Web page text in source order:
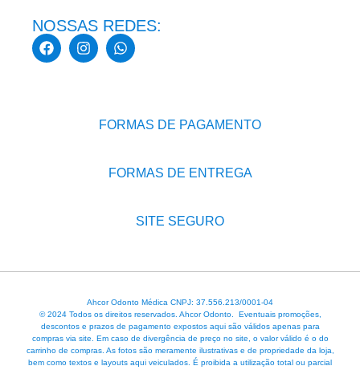
NOSSAS REDES:
FORMAS DE PAGAMENTO
FORMAS DE ENTREGA
SITE SEGURO
Ahcor Odonto Médica CNPJ: 37.556.213/0001-04
© 2024 Todos os direitos reservados. Ahcor Odonto. Eventuais promoções,
descontos e prazos de pagamento expostos aqui são válidos apenas para
compras via site. Em caso de divergência de preço no site, o valor válido é o do
carrinho de compras. As fotos são meramente ilustrativas e de propriedade da loja,
bem como textos e layouts aqui veiculados. É proibida a utilização total ou parcial